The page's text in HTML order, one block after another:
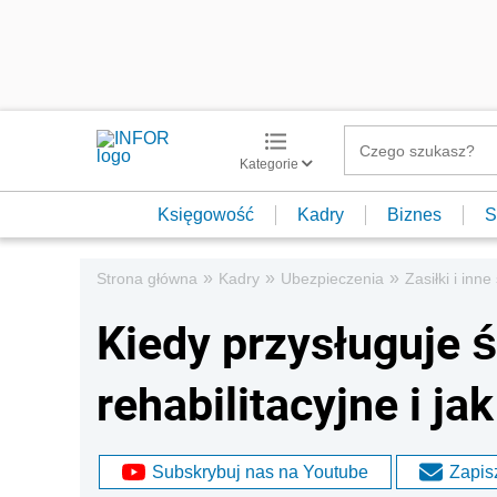
Kategorie
Księgowość Kadry Biznes
Strona główna » Kadry » Ubezpieczenia » Zasiłki i
Kiedy przysługuje
rehabilitacyjne i
Subskrybuj nas na Youtube